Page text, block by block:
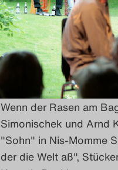
Wenn der Rasen am
Simonischek und Arnd
"Sohn" in Nis-Momme
der die Welt aß",